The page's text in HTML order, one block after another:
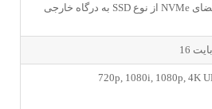
به درگاه خارجی SSD از نوع NVMe برای ارتقاء فضای
720p, 1080i, 1080p, 4K